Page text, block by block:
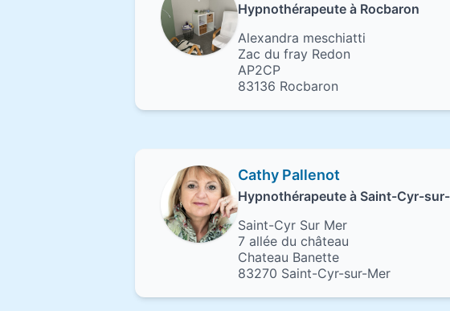
Hypnothérapeute à Rocbaron
Alexandra meschiatti
Zac du fray Redon
AP2CP
83136 Rocbaron
Cathy Pallenot
Hypnothérapeute à Saint-Cyr-
Saint-Cyr Sur Mer
7 allée du château
Chateau Banette
83270 Saint-Cyr-sur-Mer